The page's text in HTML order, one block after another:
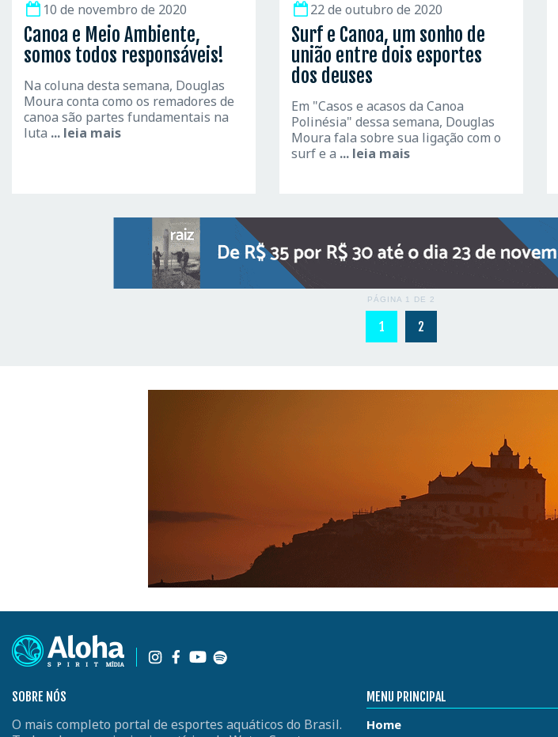
10 de novembro de 2020
Canoa e Meio Ambiente,
somos todos responsáveis!
Na coluna desta semana, Douglas
Moura conta como os remadores de
canoa são partes fundamentais na
luta ... leia mais
22 de outubro de 2020
Surf e Canoa, um sonho de
união entre dois esportes
dos deuses
Em "Casos e acasos da Canoa
Polinésia" dessa semana, Douglas
Moura fala sobre sua ligação com o
surf e a ... leia mais
PÁGINA 1 DE 2
1 2
SOBRE NÓS
O mais completo portal de esportes aquáticos do Brasil.
MENU PRINCIPAL
Home